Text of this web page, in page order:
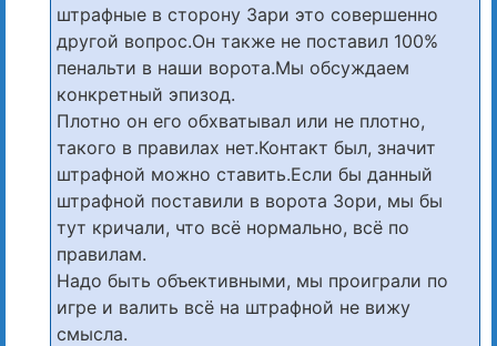
штрафные в сторону Зари это совершенно
другой вопрос.Он также не поставил 100%
пенальти в наши ворота.Мы обсуждаем
конкретный эпизод.
Плотно он его обхватывал или не плотно,
такого в правилах нет.Контакт был, значит
штрафной можно ставить.Если бы данный
штрафной поставили в ворота Зори, мы бы
тут кричали, что всё нормально, всё по
правилам.
Надо быть объективными, мы проиграли по
игре и валить всё на штрафной не вижу
смысла.